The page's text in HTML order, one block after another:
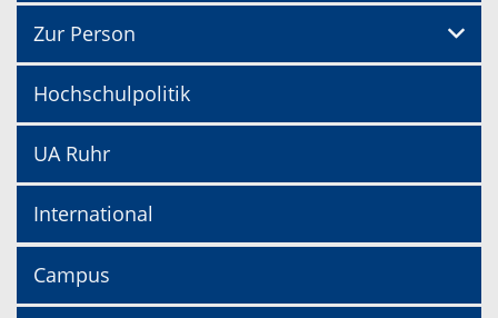
Zur Person
Hochschulpolitik
UA Ruhr
International
Campus